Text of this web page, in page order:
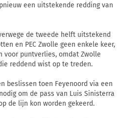
een uitstekende redding van
de tweede helft uitstekend
en PEC Zwolle geen enkele keer,
voor puntverlies, omdat Zwolle
reddend wist op te treden.
beslissen toen Feyenoord via een
om de pass van Luis Sinisterra
de lijn kon worden gekeerd.